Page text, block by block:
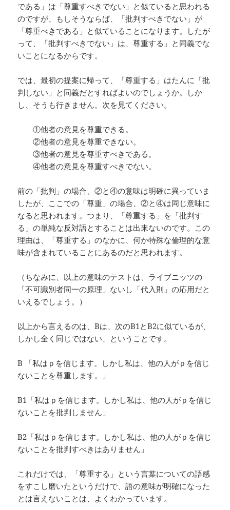
である」は「尊重すべきでない」と似ていると思われる
のですが、もしそうならば、「批判すべきでない」が
「尊重べきである」と似ていることになります。したが
って、「批判すべきでない」は、尊重する」と同義でな
いことになるからです。
では、最初の提案に帰って、「尊重する」はたんに「批
判しない」と同義だとすればよいのでしょうか。しか
し、そうも行きません。次を見てください。
①他者の意見を尊重できる。
②他者の意見を尊重できない。
③他者の意見を尊重すべきである。
④他者の意見を尊重すべきでない。
前の「批判」の場合、②と④の意味は明確に異っていま
したが、ここでの「尊重」の場合、②と④は同じ意味に
なると思われます。つまり、「尊重する」を「批判す
る」の単純な反対語とすることは出来ないのです。この
理由は、「尊重する」のなかに、何か特殊な倫理的な意
味が含まれていることにあるのだと思われます。
（ちなみに、以上の意味のテストは、ライブニッツの
「不可識別者同一の原理」ないし「代入則」の応用だと
いえるでしょう。）
以上から言えるのは、Bは、次のB1とB2に似ているが、
しかし全く同じではない、ということです。
B 「私はｐを信じます。しかし私は、他の人がｐを信じ
ないことを尊重します。」
B1「私はｐを信じます。しかし私は、他の人がｐを信じ
ないことを批判しません」
B2「私はｐを信じます。しかし私は、他の人がｐを信じ
ないことを批判すべきはありません」
これだけでは、「尊重する」という言葉についての語感
をすこし磨いたというだけで、語の意味が明確になった
とは言えないことは、よくわかっています。